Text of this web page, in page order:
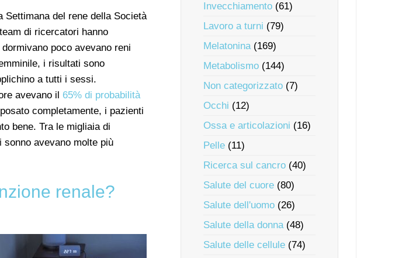
del rene della Società
di ricercatori hanno
poco avevano reni
i risultati sono
a tutti i sessi.
avevano il 65% di probabilità
completamente, i pazienti
bene. Tra le migliaia di
avevano molte più
renale?
Invecchiamento (61)
Lavoro a turni (79)
Melatonina(169)
Metabolismo (144)
Non categorizzato (7)
Occhi (12)
Ossa e articolazioni (16)
Pelle (11)
Ricerca sul cancro (40)
Salute del cuore (80)
Salute dell'uomo (26)
Salute della donna(48)
Salute delle cellule (74)